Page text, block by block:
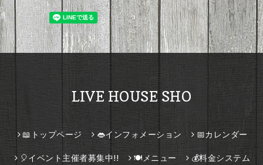
LIVE HOUSE SHO
📖トップページ 👄インフォメーション 📅カレンダー
🎈イベント主催者募集中!! 🍽️メニュー 💰料金システム